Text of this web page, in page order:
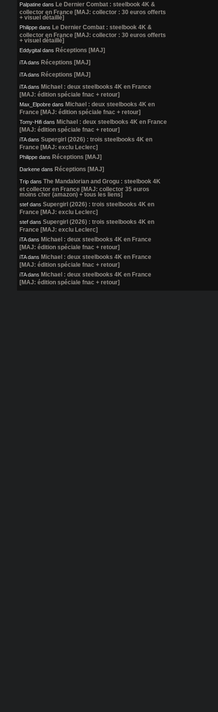
Palpatine dans Le Dernier Combat : steelbook 4K &
collector en France [MAJ: collector : 30 euros offerts
+ visuel détaillé]
Philippe dans Le Dernier Combat : steelbook 4K &
collector en France [MAJ: collector : 30 euros offerts
+ visuel détaillé]
Eddygital dans Réceptions [MAJ]
iTAdans Réceptions [MAJ]
iTAdans Réceptions [MAJ]
iTAdans Michael : deux steelbooks 4K en France
[MAJ: édition spéciale fnac + retour]
Max_Elpobre dans Michael : deux steelbooks 4K en
France [MAJ: édition spéciale fnac + retour]
Tomy-Hifi dans Michael : deux steelbooks 4K en France
[MAJ: édition spéciale fnac + retour]
iTAdans Supergirl (2026) : trois steelbooks 4K en
France [MAJ: exclu Leclerc]
Philippe dans Réceptions [MAJ]
Darkene dans Réceptions [MAJ]
Trip dans The Mandalorian and Grogu : steelbook 4K
et collector en France [MAJ: collector 35 euros
moins cher (amazon) + tous les liens]
stef dans Supergirl (2026) : trois steelbooks 4K en
France [MAJ: exclu Leclerc]
stef dans Supergirl (2026) : trois steelbooks 4K en
France [MAJ: exclu Leclerc]
iTAdans Michael : deux steelbooks 4K en France
[MAJ: édition spéciale fnac + retour]
iTAdans Michael : deux steelbooks 4K en France
[MAJ: édition spéciale fnac + retour]
iTAdans Michael : deux steelbooks 4K en France
[MAJ: édition spéciale fnac + retour]